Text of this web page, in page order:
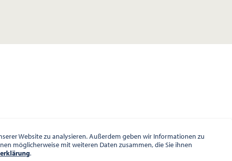
Website zu analysieren. Außerdem geben wir Informationen zu
möglicherweise mit weiteren Daten zusammen, die Sie ihnen
.